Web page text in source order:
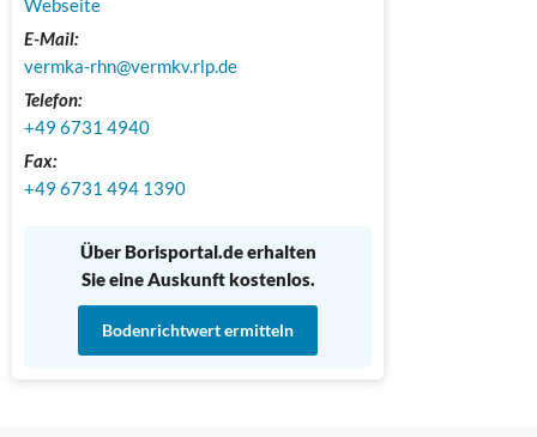
Webseite
E-Mail:
vermka-rhn@vermkv.rlp.de
Telefon:
+49 6731 4940
Fax:
+49 6731 494 1390
Über Borisportal.de erhalten
Sie eine Auskunft kostenlos.
Bodenrichtwert ermitteln